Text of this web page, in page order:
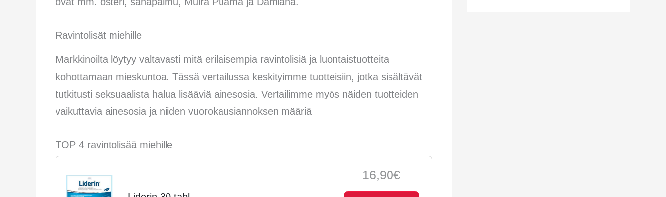
Ravintolisät miehille
Markkinoilta löytyy valtavasti mitä erilaisempia ravintolisiä ja luontaistuotteita
kohottamaan mieskuntoa. Tässä vertailussa keskityimme tuotteisiin, jotka sisältävät
tutkitusti seksuaalista halua lisääviä ainesosia. Vertailimme myös näiden tuotteiden
vaikuttavia ainesosia ja niiden vuorokausiannoksen määriä
TOP 4 ravintolisää miehille
16,90€